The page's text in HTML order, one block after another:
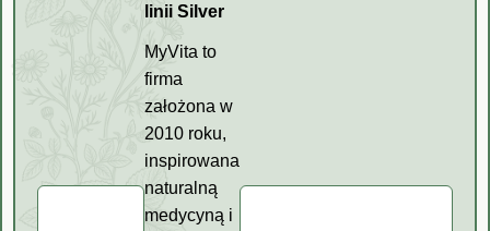
linii Silver
MyVita to
firma
założona w
2010 roku,
inspirowana
naturalną
medycyną i